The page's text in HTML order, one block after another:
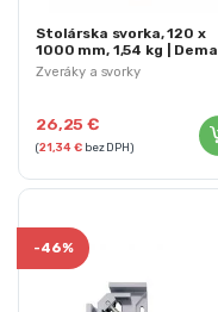
Zveráky a svorky
Stolárska svorka, 120 x
1000 mm, 1,54 kg | Dema
26,25€
(21,34€bez DPH)
-46%